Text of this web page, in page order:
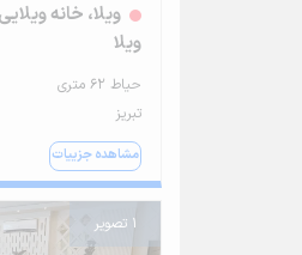
ویلا، خانه
ویلا
حیاط ۶۲ متری
تبریز
مشاهده جزییات
1 تصویر